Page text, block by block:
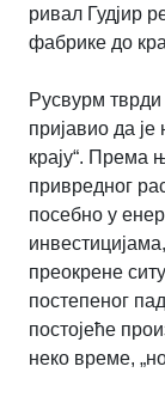
ривал Гудјир
фабрике до
Русвурм тврди
пријавио да
крају“. Према
привредног
посебно у
преокрене
постепеног
постојеће
неко време,